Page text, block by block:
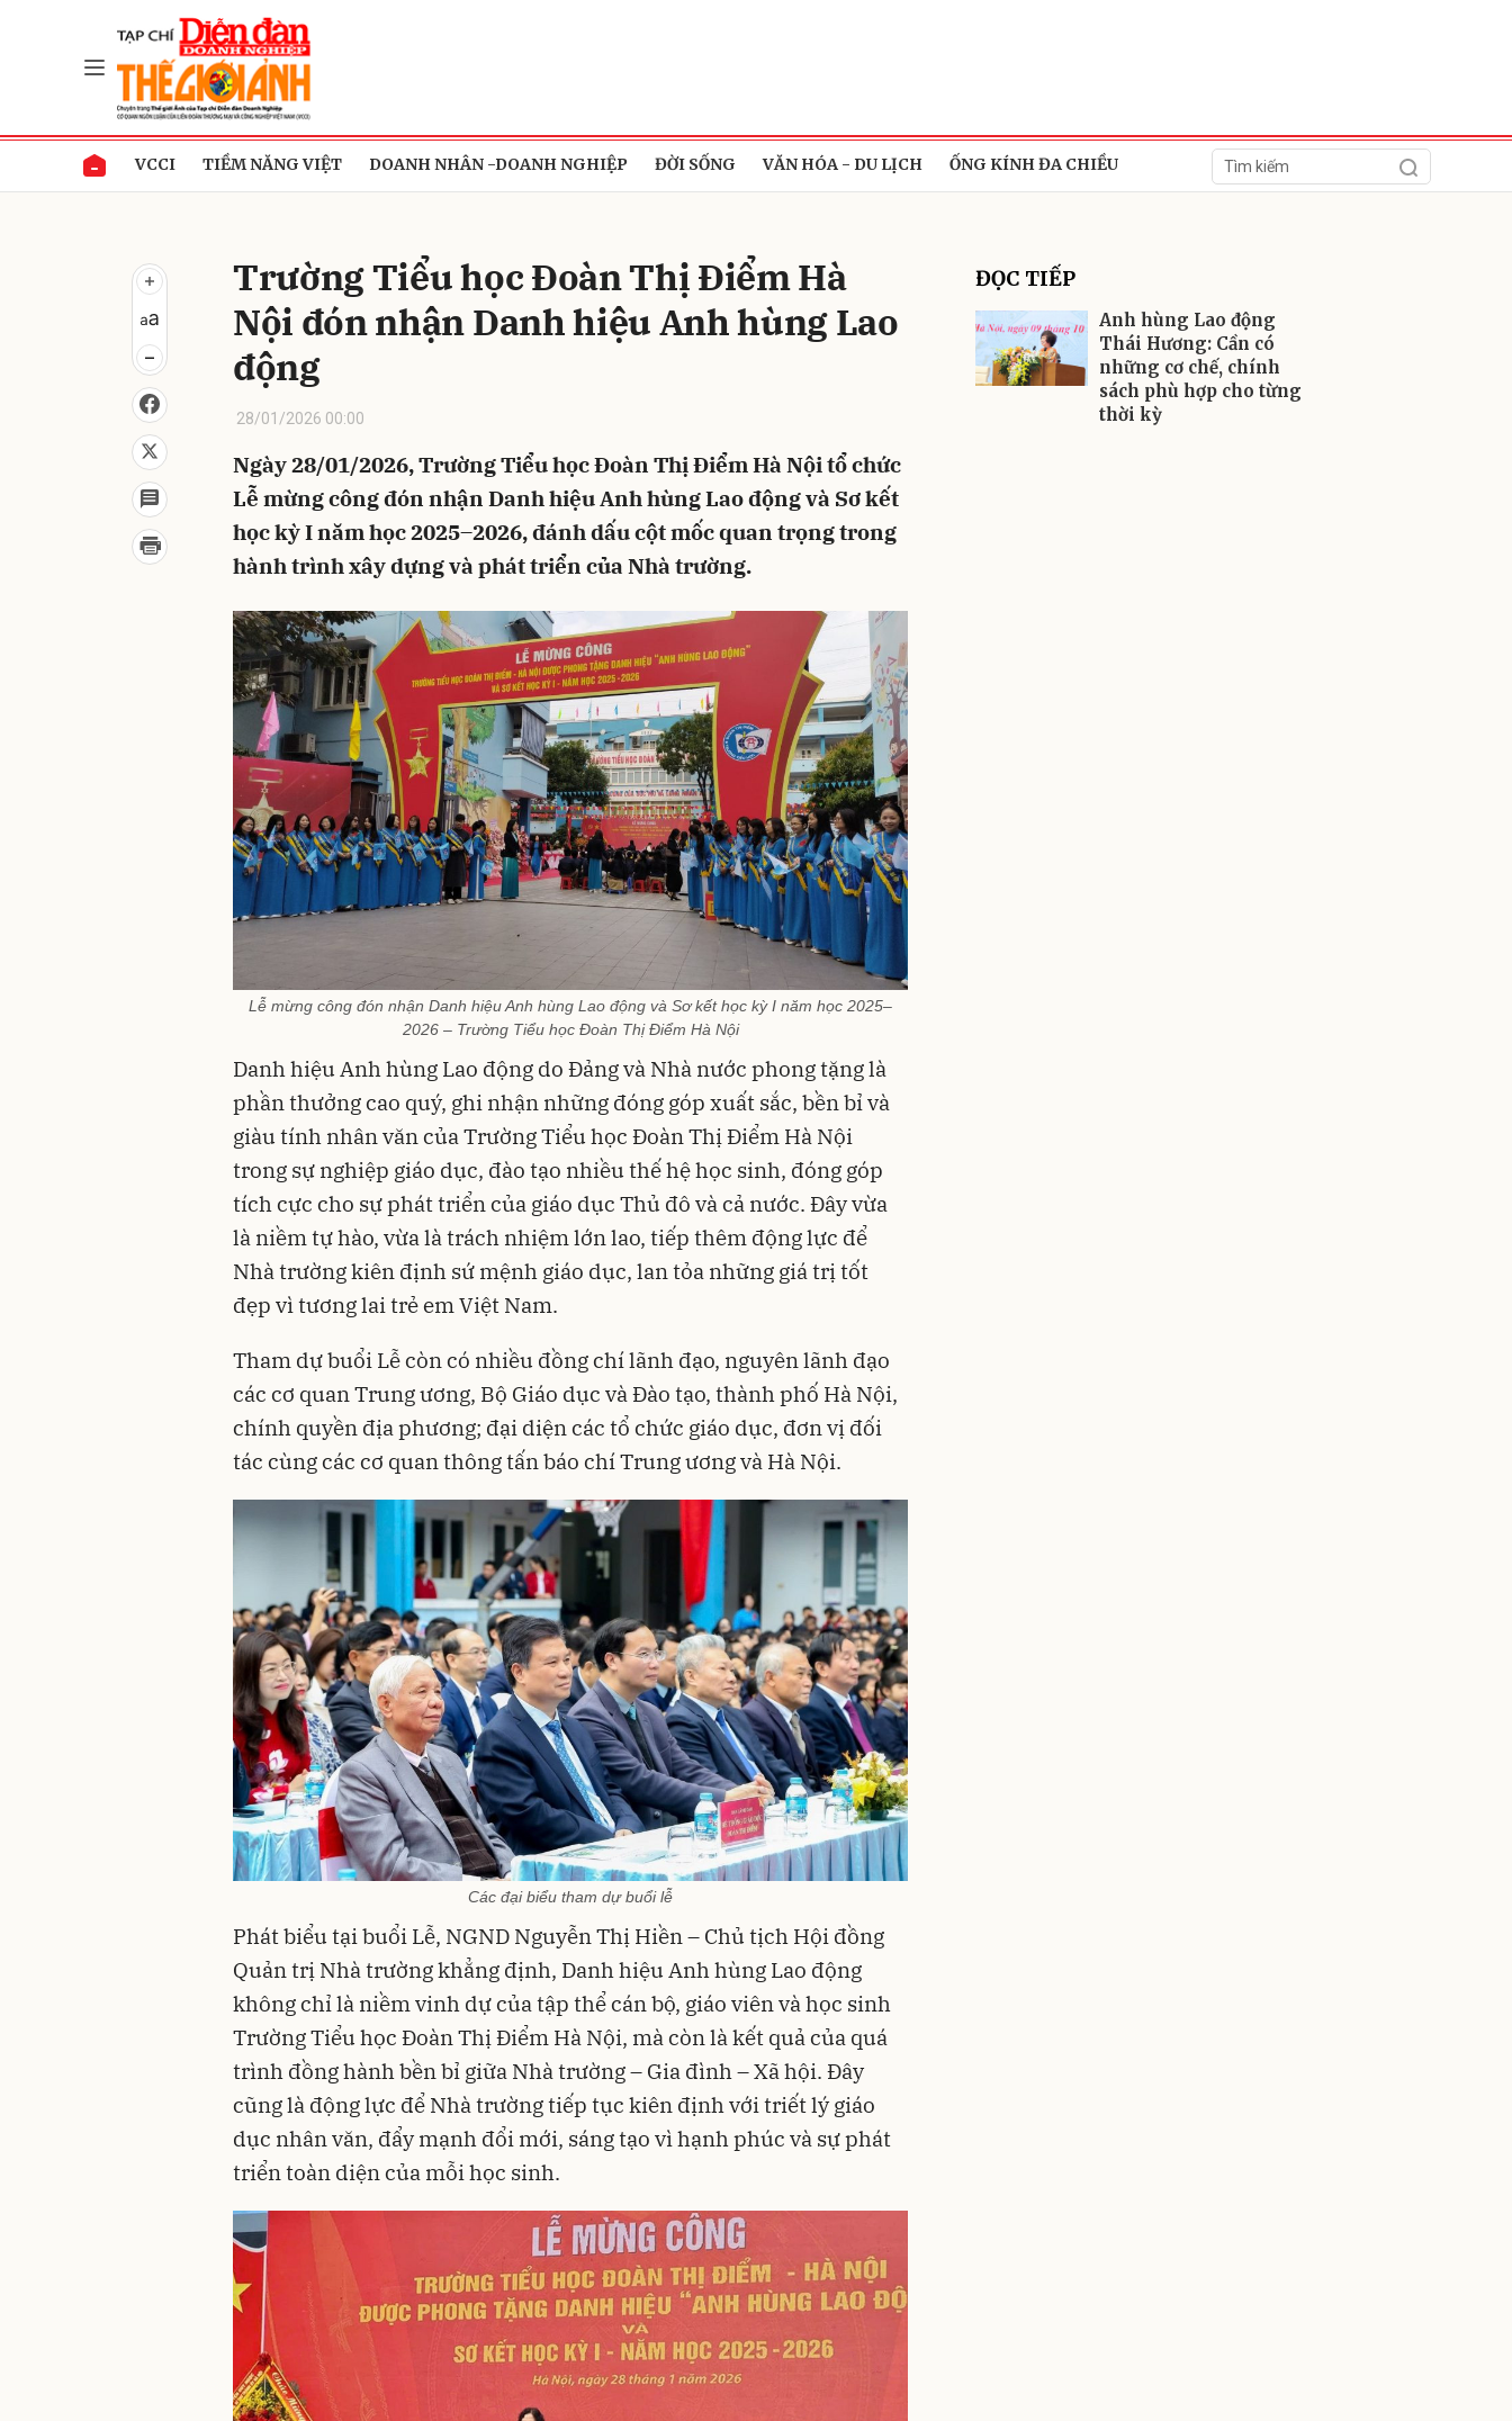
VCCI TIỀM NĂNG VIỆT DOANH NHÂN -DOANH NGHIỆP ĐỜI SỐNG VĂN HÓA - DU LỊCH ỐNG KÍNH ĐA CHIỀU
Trường Tiểu học Đoàn Thị Điểm Hà
Nội đón nhận Danh hiệu Anh hùng Lao
động
28/01/2026 00:00
Ngày 28/01/2026, Trường Tiểu học Đoàn Thị Điểm Hà Nội tổ chức
Lễ mừng công đón nhận Danh hiệu Anh hùng Lao động và Sơ kết
học kỳ I năm học 2025–2026, đánh dấu cột mốc quan trọng trong
hành trình xây dựng và phát triển của Nhà trường.
Lễ mừng công đón nhận Danh hiệu Anh hùng Lao động và Sơ kết học kỳ I năm học 2025–
2026 – Trường Tiểu học Đoàn Thị Điểm Hà Nội
Danh hiệu Anh hùng Lao động do Đảng và Nhà nước phong tặng là
phần thưởng cao quý, ghi nhận những đóng góp xuất sắc, bền bỉ và
giàu tính nhân văn của Trường Tiểu học Đoàn Thị Điểm Hà Nội
trong sự nghiệp giáo dục, đào tạo nhiều thế hệ học sinh, đóng góp
tích cực cho sự phát triển của giáo dục Thủ đô và cả nước. Đây vừa
là niềm tự hào, vừa là trách nhiệm lớn lao, tiếp thêm động lực để
Nhà trường kiên định sứ mệnh giáo dục, lan tỏa những giá trị tốt
đẹp vì tương lai trẻ em Việt Nam.
Tham dự buổi Lễ còn có nhiều đồng chí lãnh đạo, nguyên lãnh đạo
các cơ quan Trung ương, Bộ Giáo dục và Đào tạo, thành phố Hà Nội,
chính quyền địa phương; đại diện các tổ chức giáo dục, đơn vị đối
tác cùng các cơ quan thông tấn báo chí Trung ương và Hà Nội.
Các đại biểu tham dự buổi lễ
Phát biểu tại buổi Lễ, NGND Nguyễn Thị Hiền – Chủ tịch Hội đồng
Quản trị Nhà trường khẳng định, Danh hiệu Anh hùng Lao động
không chỉ là niềm vinh dự của tập thể cán bộ, giáo viên và học sinh
Trường Tiểu học Đoàn Thị Điểm Hà Nội, mà còn là kết quả của quá
trình đồng hành bền bỉ giữa Nhà trường – Gia đình – Xã hội. Đây
cũng là động lực để Nhà trường tiếp tục kiên định với triết lý giáo
dục nhân văn, đẩy mạnh đổi mới, sáng tạo vì hạnh phúc và sự phát
triển toàn diện của mỗi học sinh.
ĐỌC TIẾP
Anh hùng Lao động
Thái Hương: Cần có
những cơ chế, chính
sách phù hợp cho từng
thời kỳ
Gửi